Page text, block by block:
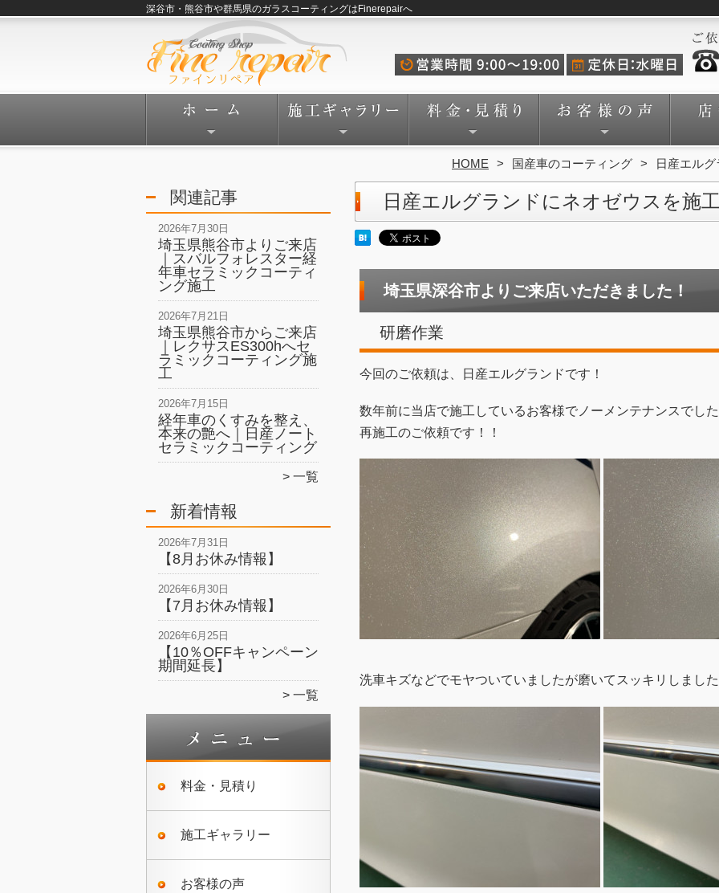
深谷市・熊谷市や群馬県のガラスコーティングはFinerepairへ
HOME 国産車のコーティング 日産エル
関連記事
2026年7月30日
埼玉県熊谷市よりご来店
｜スバルフォレスター経
年車セラミックコーティ
ング施工
2026年7月21日
埼玉県熊谷市からご来店
｜レクサスES300hへセ
ラミックコーティング施
工
2026年7月15日
経年車のくすみを整え、
本来の艶へ｜日産ノート
セラミックコーティング
一覧
新着情報
2026年7月31日
【8月お休み情報】
2026年6月30日
【7月お休み情報】
2026年6月25日
【10％OFFキャンペーン
期間延長】
一覧
料金・見積り
施工ギャラリー
お客様の声
日産エルグランドにネオゼウスを施
埼玉県深谷市よりご来店いただきました！
研磨作業
今回のご依頼は、日産エルグランドです！
数年前に当店で施工しているお客様でノーメンテナンスでし
再施工のご依頼です！！
洗車キズなどでモヤついていましたが磨いてスッキリしまし